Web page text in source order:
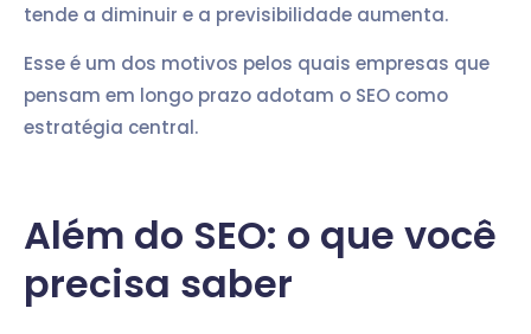
tende a diminuir e a previsibilidade aumenta.
Esse é um dos motivos pelos quais empresas que
pensam em longo prazo adotam o SEO como
estratégia central.
Além do SEO: o que você
precisa saber